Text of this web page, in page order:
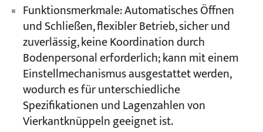
Funktionsmerkmale: Automatisches Öffnen
und Schließen, flexibler Betrieb, sicher und
zuverlässig, keine Koordination durch
Bodenpersonal erforderlich; kann mit einem
Einstellmechanismus ausgestattet werden,
wodurch es für unterschiedliche
Spezifikationen und Lagenzahlen von
Vierkantknüppeln geeignet ist.